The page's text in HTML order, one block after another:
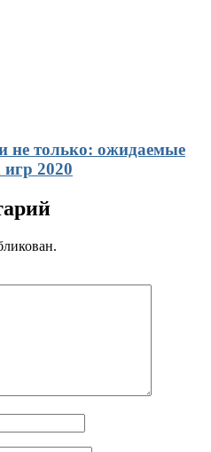
только: ожидаемые
2020